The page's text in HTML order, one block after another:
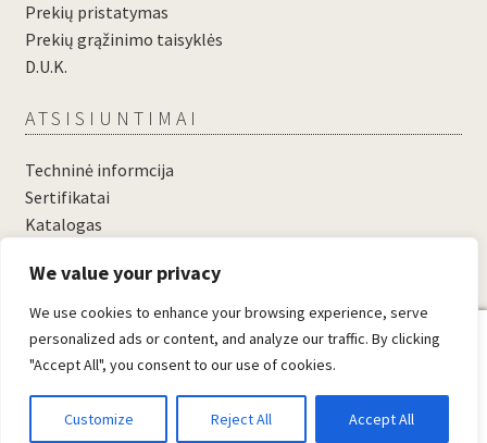
We value your privacy
We use cookies to enhance your browsing experience, serve
personalized ads or content, and analyze our traffic. By clicking
"Accept All", you consent to our use of cookies.
Customize Reject All Accept All
Prekių pristatymas
Prekių grąžinimo taisyklės
D.U.K.
ATSISIUNTIMAI
Techninė informcija
Sertifikatai
Katalogas
....
© Domosta.lt 2026
Sukūrė WooCommerce.
0